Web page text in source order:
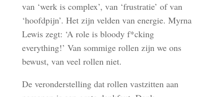
van ‘werk is complex’, van ‘frustratie’ of van
‘hoofdpijn’. Het zijn velden van energie. Myrna
Lewis zegt: ‘A role is bloody f*cking
everything!’ Van sommige rollen zijn we ons
bewust, van veel rollen niet.
De veronderstelling dat rollen vastzitten aan